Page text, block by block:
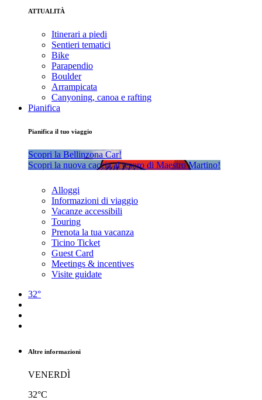
ATTUALITÀ
Itinerari a piedi
Sentieri tematici
Bike
Parapendio
Boulder
Arrampicata
Canyoning, canoa e rafting
Pianifica
Pianifica il tuo viaggio
Scopri la Bellinzona Car!
Scopri la nuova caccia al tesoro di Maestro Martino!
Alloggi
Informazioni di viaggio
Vacanze accessibili
Touring
Prenota la tua vacanza
Ticino Ticket
Guest Card
Meetings & incentives
Visite guidate
32°
Altre informazioni
VENERDÌ
32°C